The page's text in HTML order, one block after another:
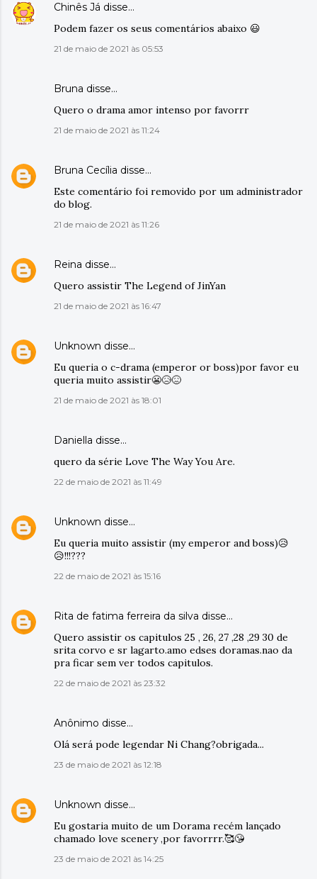
Chinês Já disse…
Podem fazer os seus comentários abaixo 😃
21 de maio de 2021 às 05:53
Bruna disse…
Quero o drama amor intenso por favorrr
21 de maio de 2021 às 11:24
Bruna Cecília disse…
Este comentário foi removido por um administrador
do blog.
21 de maio de 2021 às 11:26
Reina disse…
Quero assistir The Legend of JinYan
21 de maio de 2021 às 16:47
Unknown disse…
Eu queria o c-drama (emperor or boss)por favor eu
queria muito assistir😬😥😖
21 de maio de 2021 às 18:01
Daniella disse…
quero da série Love The Way You Are.
22 de maio de 2021 às 11:49
Unknown disse…
Eu queria muito assistir (my emperor and boss)😥
😥!!!???
22 de maio de 2021 às 15:16
Rita de fatima ferreira da silva disse…
Quero assistir os capitulos 25 , 26, 27 ,28 ,29 30 de
srita corvo e sr lagarto.amo edses doramas.nao da
pra ficar sem ver todos capitulos.
22 de maio de 2021 às 23:32
Anônimo disse…
Olá será pode legendar Ni Chang?obrigada...
23 de maio de 2021 às 12:18
Unknown disse…
Eu gostaria muito de um Dorama recém lançado
chamado love scenery ,por favorrrr.🥰😘
23 de maio de 2021 às 14:25